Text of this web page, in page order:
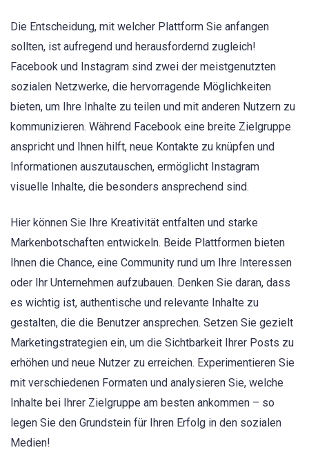
Die Entscheidung, mit welcher Plattform Sie anfangen
sollten, ist aufregend und herausfordernd zugleich!
Facebook und Instagram sind zwei der meistgenutzten
sozialen Netzwerke, die hervorragende Möglichkeiten
bieten, um Ihre Inhalte zu teilen und mit anderen Nutzern zu
kommunizieren. Während Facebook eine breite Zielgruppe
anspricht und Ihnen hilft, neue Kontakte zu knüpfen und
Informationen auszutauschen, ermöglicht Instagram
visuelle Inhalte, die besonders ansprechend sind.
Hier können Sie Ihre Kreativität entfalten und starke
Markenbotschaften entwickeln. Beide Plattformen bieten
Ihnen die Chance, eine Community rund um Ihre Interessen
oder Ihr Unternehmen aufzubauen. Denken Sie daran, dass
es wichtig ist, authentische und relevante Inhalte zu
gestalten, die die Benutzer ansprechen. Setzen Sie gezielt
Marketingstrategien ein, um die Sichtbarkeit Ihrer Posts zu
erhöhen und neue Nutzer zu erreichen. Experimentieren Sie
mit verschiedenen Formaten und analysieren Sie, welche
Inhalte bei Ihrer Zielgruppe am besten ankommen – so
legen Sie den Grundstein für Ihren Erfolg in den sozialen
Medien!